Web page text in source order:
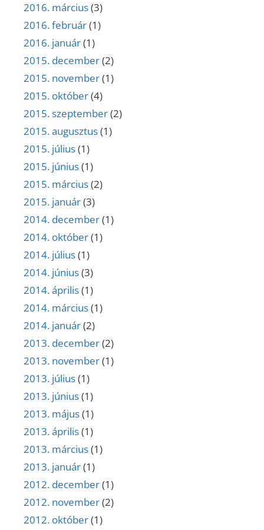
2016. március(3)
2016. február(1)
2016. január(1)
2015. december(2)
2015. november(1)
2015. október(4)
2015. szeptember(2)
2015. augusztus(1)
2015. július(1)
2015. június(1)
2015. március(2)
2015. január(3)
2014. december(1)
2014. október(1)
2014. július(1)
2014. június(3)
2014. április(1)
2014. március(1)
2014. január(2)
2013. december(2)
2013. november(1)
2013. július(1)
2013. június(1)
2013. május(1)
2013. április(1)
2013. március(1)
2013. január(1)
2012. december(1)
2012. november(2)
2012. október(1)